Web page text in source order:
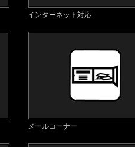
インターネット対応
メールコーナー